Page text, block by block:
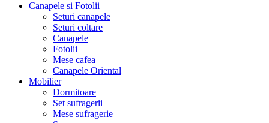
Canapele si Fotolii
Seturi canapele
Seturi coltare
Canapele
Fotolii
Mese cafea
Canapele Oriental
Mobilier
Dormitoare
Set sufragerii
Mese sufragerie